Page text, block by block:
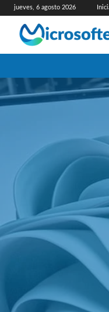
jueves, 6 agosto 2026